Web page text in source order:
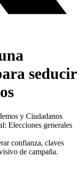
seducir
y Ciudadanos
Elecciones generales
confianza, claves
de campaña.